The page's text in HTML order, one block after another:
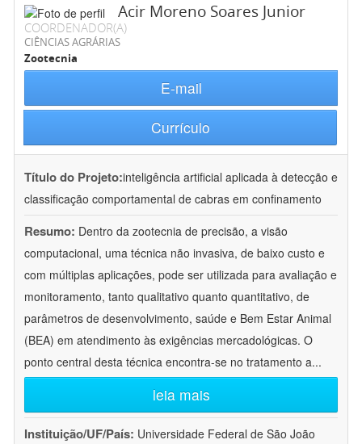
Acir Moreno Soares Junior
COORDENADOR(A)
CIÊNCIAS AGRÁRIAS
Zootecnia
E-mail
Currículo
Título do Projeto:inteligência artificial aplicada à detecção e
classificação comportamental de cabras em confinamento
Resumo: Dentro da zootecnia de precisão, a visão
computacional, uma técnica não invasiva, de baixo custo e
com múltiplas aplicações, pode ser utilizada para avaliação e
monitoramento, tanto qualitativo quanto quantitativo, de
parâmetros de desenvolvimento, saúde e Bem Estar Animal
(BEA) em atendimento às exigências mercadológicas. O
ponto central desta técnica encontra-se no tratamento a...
leia mais
Instituição/UF/País: Universidade Federal de São João